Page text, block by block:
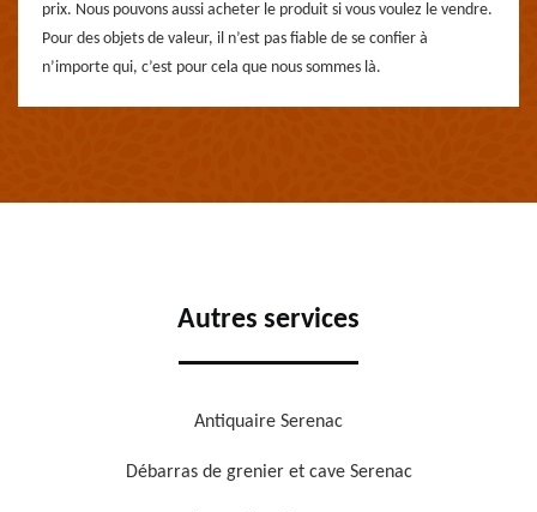
prix. Nous pouvons aussi acheter le produit si vous voulez le vendre.
Pour des objets de valeur, il n’est pas fiable de se confier à
n’importe qui, c’est pour cela que nous sommes là.
Autres services
Antiquaire Serenac
Débarras de grenier et cave Serenac